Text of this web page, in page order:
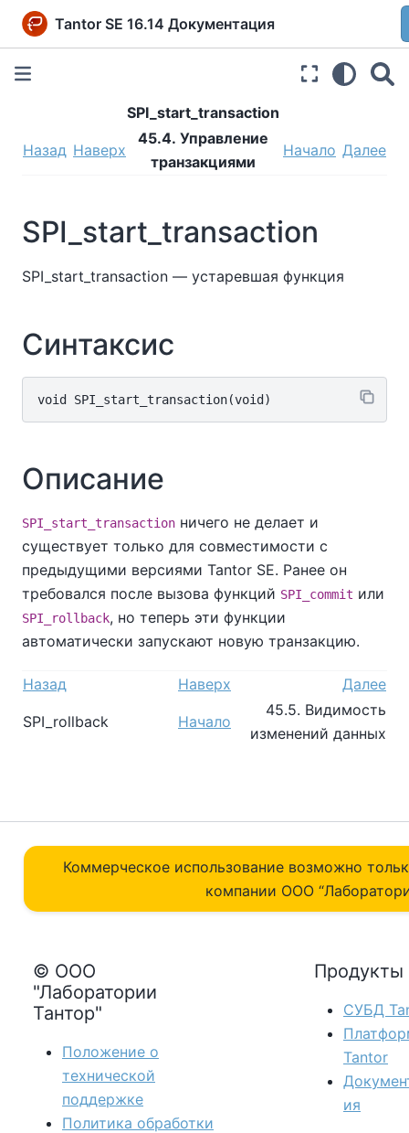
Tantor SE 16.14 Документация
SPI_start_transaction
Назад Наверх
45.4. Управление
транзакциями
Начало Далее
SPI_start_transaction
SPI_start_transaction — устаревшая функция
Синтаксис
Описание
SPI_start_transaction ничего не делает и
существует только для совместимости с
предыдущими версиями Tantor SE. Ранее он
требовался после вызова функций SPI_commit или
SPI_rollback, но теперь эти функции
автоматически запускают новую транзакцию.
Назад Наверх Далее
SPI_rollback Начало
45.5. Видимость
изменений данных
Коммерческое использование возможно
компании ОOO
© ООО
"Лаборатории
Тантор"
Положение о
технической
поддержке
Политика обработки
Продукты
СУБД
Tantor
ия